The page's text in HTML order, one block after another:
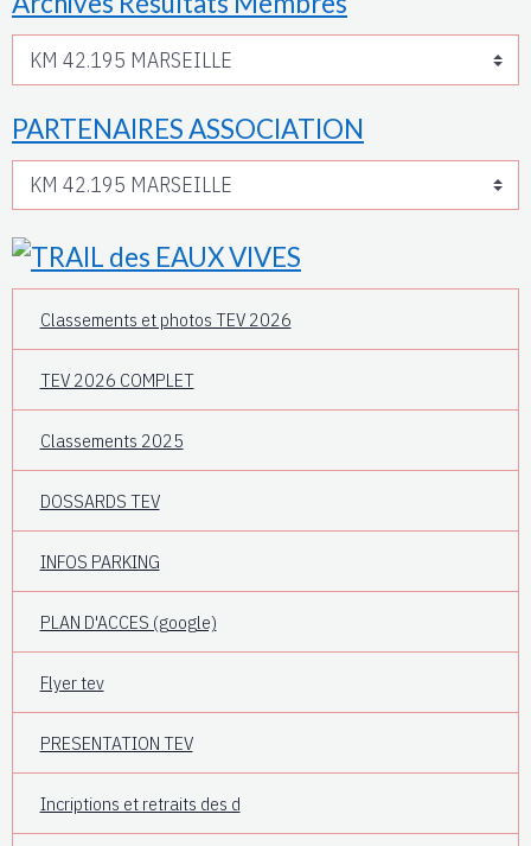
PARTENAIRES ASSOCIATION
Classements et photos TEV 2026
TEV 2026 COMPLET
Classements 2025
DOSSARDS TEV
INFOS PARKING
PLAN D'ACCES (google)
Flyer tev
PRESENTATION TEV
Incriptions et retraits des d